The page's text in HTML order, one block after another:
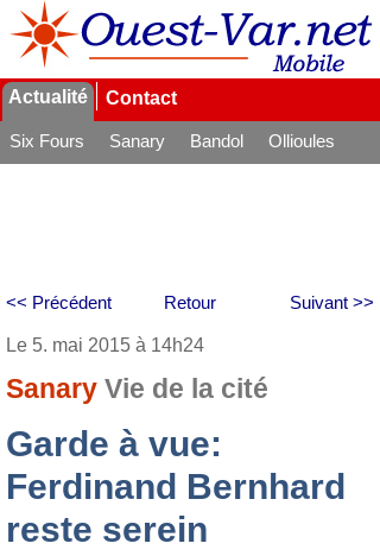
Actualité Contact
Six Fours Sanary Bandol
Ollioules
Retour
<< Précédent Suivant >>
Le 5. mai 2015 à 14h24
Sanary Vie de la cité
Garde à vue:
Ferdinand Bernhard
reste serein